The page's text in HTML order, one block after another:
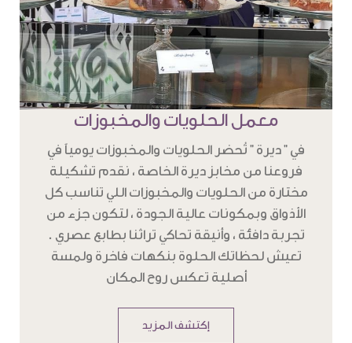
معمل الحلويات والمخبوزات
في " ديرة " تُحضر الحلويات والمخبوزات يومياً في
فروعنا من مخابز ديرة الخاصة ، نقدم تشكيلة
مختارة من الحلويات والمخبوزات اللي تناسب كل
الأذواق وبمكونات عالية الجودة ، لتكون جزء من
تجربة دافئة ، وأنيقة تحاكي تراثنا بطابع عصري .
تعيش لحظاتك الحلوة بنكهات فاخرة ولمسة
أصلية تعكس روح المكان
إكتشف المزيد